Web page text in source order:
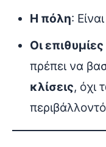
Η πόλη:
Οι
πρέπει να
κλίσεις, όχι